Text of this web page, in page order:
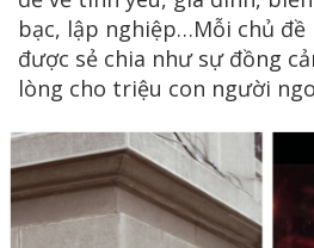
bạc, lập nghiệp…Mỗi chủ đề
được sẻ chia như sự đồng
lòng cho triệu con người